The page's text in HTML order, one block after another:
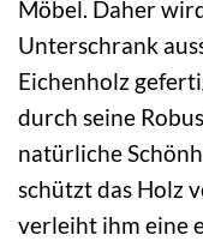
Möbel. Daher
Unterschrank
Eichenholz
durch seine
natürliche
schützt das Holz
verleiht ihm eine